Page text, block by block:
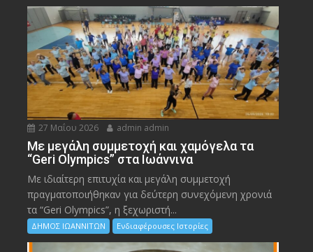
27 Μαΐου 2026 admin admin
Με μεγάλη συμμετοχή και χαμόγελα τα
“Geri Olympics” στα Ιωάννινα
Με ιδιαίτερη επιτυχία και μεγάλη συμμετοχή
πραγματοποιήθηκαν για δεύτερη συνεχόμενη χρονιά
τα “Geri Olympics”, η ξεχωριστή...
ΔΗΜΟΣ ΙΩΑΝΝΙΤΩΝ Ενδιαφέρουσες Ιστορίες